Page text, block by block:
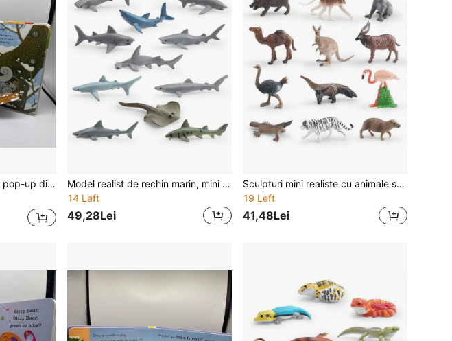
Materiale de învățare tip pop-up din carton, pagini interioare pliabile, pentru citit în familie, dezvoltare cognitivă și lingvistică, cadou perfect de Halloween și Crăciun, educație științifică
Model realist de rechin marin, mini mare rechin alb, rechin albastru, rechin tigru, rechin ciocan, figurine decorative de rechin vulpea
14 Left
49,28Lei
Sculpturi mini realiste cu animale sălbatice - modele din PVC cu koala, cangur, flamingo, ornitorinc, struț și furnicar, decorațiune tematică cu animale sălbatice, potrivite pentru expunere sau colecție de micropeisaj
19 Left
41,48Lei